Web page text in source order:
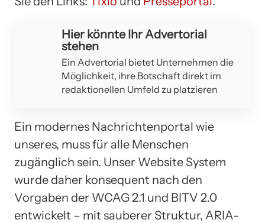
Hier könnte Ihr Advertorial
stehen
Ein Advertorial bietet Unternehmen die
Möglichkeit, ihre Botschaft direkt im
redaktionellen Umfeld zu platzieren
Ein modernes Nachrichtenportal wie
unseres, muss für alle Menschen
zugänglich sein. Unser Website System
wurde daher konsequent nach den
Vorgaben der WCAG 2.1 und BITV 2.0
entwickelt – mit sauberer Struktur, ARIA-